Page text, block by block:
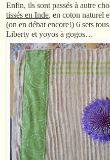
Enfin, ils sont passés à autre
tissés en Inde, en coton naturel
(on en débat encore!) 6 sets
Liberty et yoyos à gogos…